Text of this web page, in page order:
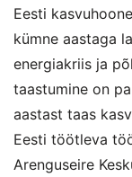
Eesti
kümne aastaga
energiakriis ja
taastumine on
aastast taas
Eesti töötleva
Arenguseire